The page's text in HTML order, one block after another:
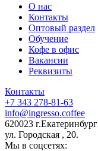
О нас
Контакты
Оптовый раздел
Обучение
Кофе в офис
Вакансии
Реквизиты
Контакты
+7 343 278-81-63
info@ingresso.coffee
620023 г.Екатеринбург
ул. Городская , 20.
Мы в соцсетях: